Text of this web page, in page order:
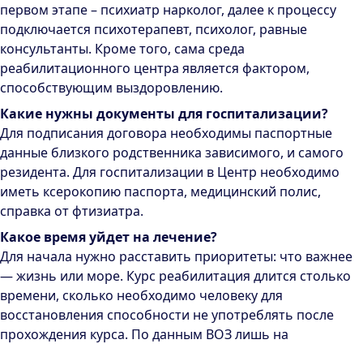
первом этапе – психиатр нарколог, далее к процессу
подключается психотерапевт, психолог, равные
консультанты. Кроме того, сама среда
реабилитационного центра является фактором,
способствующим выздоровлению.
Какие нужны документы для госпитализации?
Для подписания договора необходимы паспортные
данные близкого родственника зависимого, и самого
резидента. Для госпитализации в Центр необходимо
иметь ксерокопию паспорта, медицинский полис,
справка от фтизиатра.
Какое время уйдет на лечение?
Для начала нужно расставить приоритеты: что важнее
— жизнь или море. Курс реабилитация длится столько
времени, сколько необходимо человеку для
восстановления способности не употреблять после
прохождения курса. По данным ВОЗ лишь на